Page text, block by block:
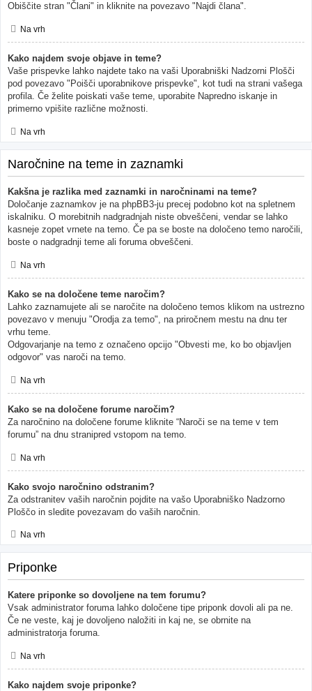
Obiščite stran "Člani" in kliknite na povezavo "Najdi člana".
Na vrh
Kako najdem svoje objave in teme?
Vaše prispevke lahko najdete tako na vaši Uporabniški Nadzorni Plošči
pod povezavo "Poišči uporabnikove prispevke", kot tudi na strani vašega
profila. Če želite poiskati vaše teme, uporabite Napredno iskanje in
primerno vpišite različne možnosti.
Na vrh
Naročnine na teme in zaznamki
Kakšna je razlika med zaznamki in naročninami na teme?
Določanje zaznamkov je na phpBB3-ju precej podobno kot na spletnem
iskalniku. O morebitnih nadgradnjah niste obveščeni, vendar se lahko
kasneje zopet vrnete na temo. Če pa se boste na določeno temo naročili,
boste o nadgradnji teme ali foruma obveščeni.
Na vrh
Kako se na določene teme naročim?
Lahko zaznamujete ali se naročite na določeno temos klikom na ustrezno
povezavo v menuju "Orodja za temo", na priročnem mestu na dnu ter
vrhu teme.
Odgovarjanje na temo z označeno opcijo "Obvesti me, ko bo objavljen
odgovor" vas naroči na temo.
Na vrh
Kako se na določene forume naročim?
Za naročnino na določene forume kliknite “Naroči se na teme v tem
forumu” na dnu stranipred vstopom na temo.
Na vrh
Kako svojo naročnino odstranim?
Za odstranitev vaših naročnin pojdite na vašo Uporabniško Nadzorno
Ploščo in sledite povezavam do vaših naročnin.
Na vrh
Priponke
Katere priponke so dovoljene na tem forumu?
Vsak administrator foruma lahko določene tipe priponk dovoli ali pa ne.
Če ne veste, kaj je dovoljeno naložiti in kaj ne, se obrnite na
administratorja foruma.
Na vrh
Kako najdem svoje priponke?